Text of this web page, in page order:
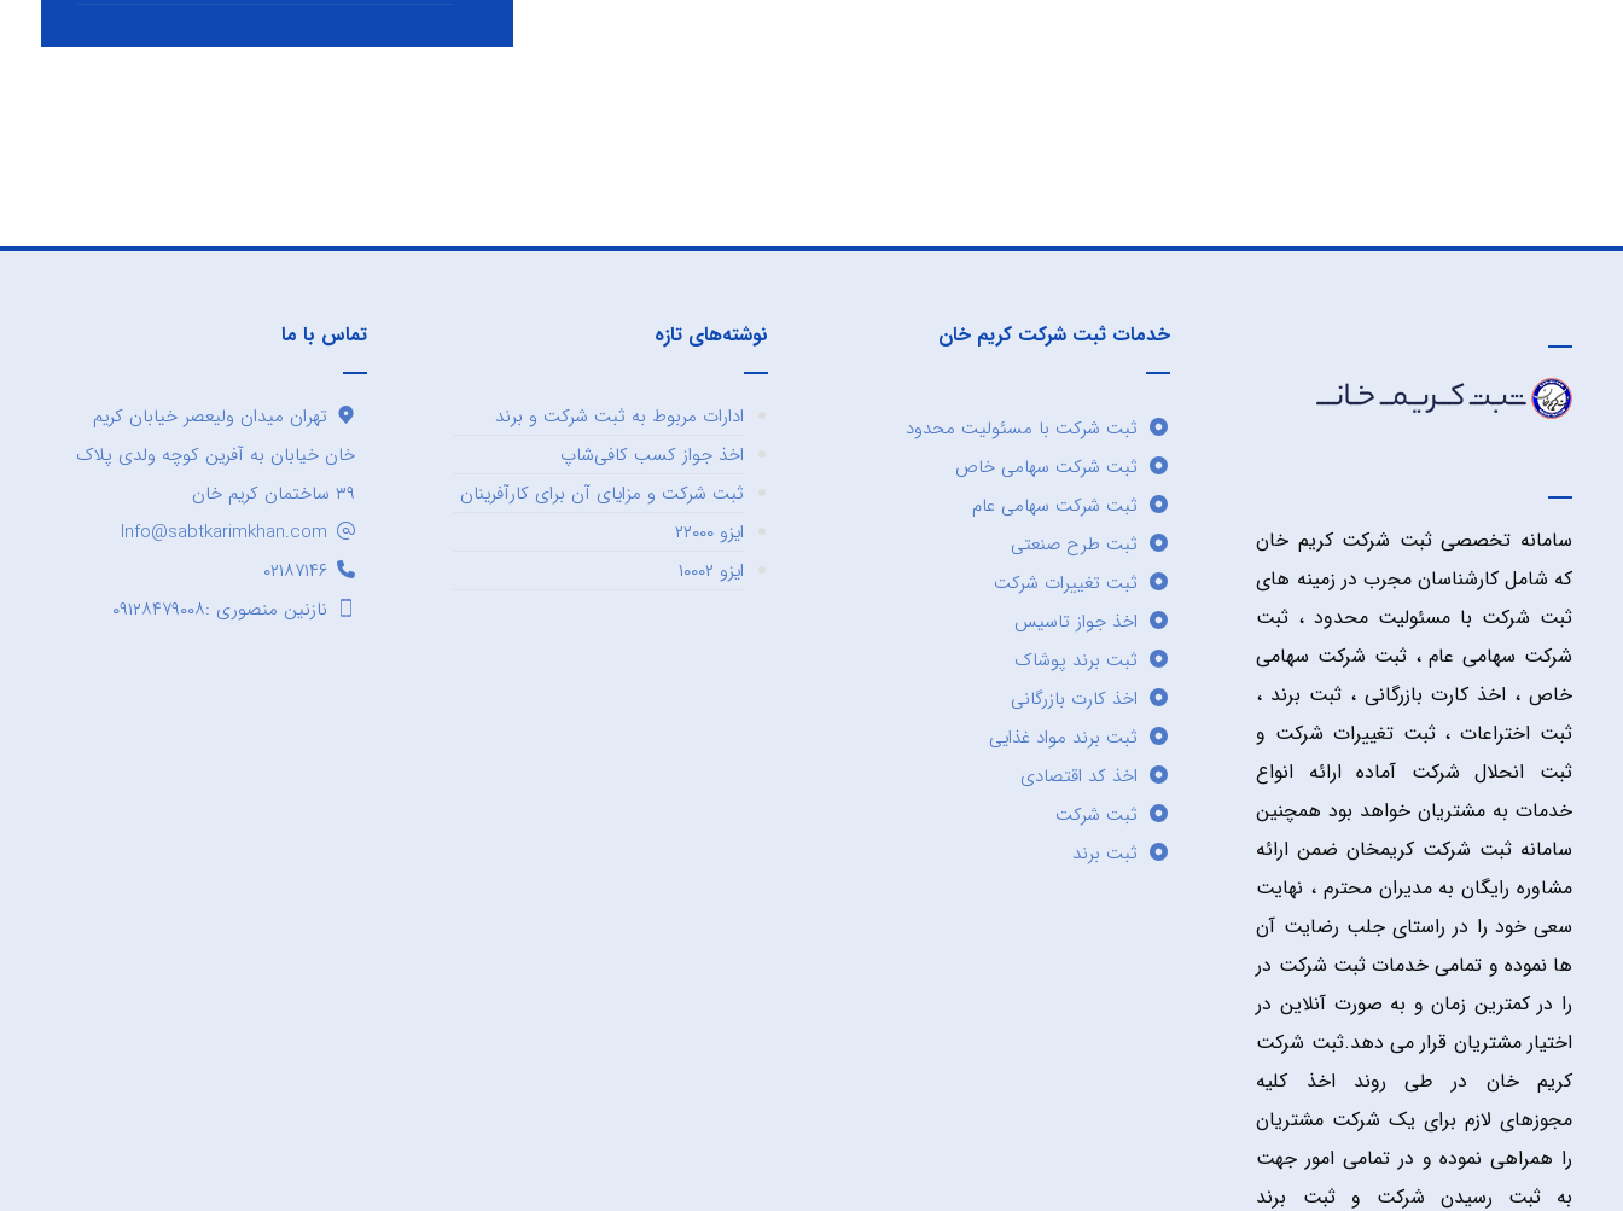
سامانه تخصصی ثبت شرکت کریم خان
که شامل کارشناسان مجرب در زمینه های
ثبت شرکت با مسئولیت محدود ، ثبت
شرکت سهامی عام ، ثبت شرکت سهامی
خاص ، اخذ کارت بازرگانی ، ثبت برند ،
ثبت اختراعات ، ثبت تغییرات شرکت و
ثبت انحلال شرکت آماده ارائه انواع
خدمات به مشتریان خواهد بود همچنین
سامانه ثبت شرکت کریمخان ضمن ارائه
مشاوره رایگان به مدیران محترم ، نهایت
سعی خود را در راستای جلب رضایت آن
ها نموده و تمامی خدمات ثبت شرکت در
را در کمترین زمان و به صورت آنلاین در
اختیار مشتریان قرار می دهد.ثبت شرکت
کریم خان در طی روند اخذ کلیه
مجوزهای لازم برای یک شرکت مشتریان
را همراهی نموده و در تمامی امور جهت
به ثبت رسیدن شرکت و ثبت برند
خدمات ثبت شرکت کریم خان
ثبت شرکت با مسئولیت محدود
ثبت شرکت سهامی خاص
ثبت شرکت سهامی عام
ثبت طرح صنعتی
ثبت تغییرات شرکت
اخذ جواز تاسیس
ثبت برند پوشاک
اخذ کارت بازرگانی
ثبت برند مواد غذایی
اخذ کد اقتصادی
ثبت شرکت
ثبت برند
نوشته‌های تازه
ادارات مربوط به ثبت شرکت و برند
اخذ جواز کسب کافی‌شاپ
ثبت شرکت و مزایای آن برای کارآفرینان
ایزو ۲۲۰۰۰
ایزو ۱۰۰۰۲
تماس با ما
تهران میدان ولیعصر خیابان کریم
خان خیابان به آفرین کوچه ولدی پلاک
۳۹ ساختمان کریم خان
Info@sabtkarimkhan.com
۰۲۱۸۷۱۴۶
نازنین منصوری :۰۹۱۲۸۴۷۹۰۰۸